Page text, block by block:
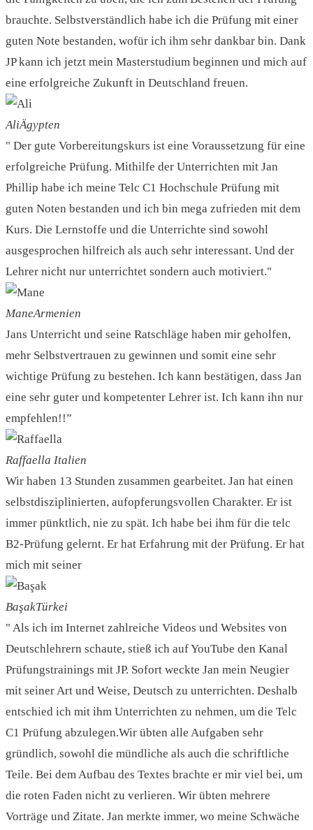
brauchte. Selbstverständlich habe ich die Prüfung mit einer
guten Note bestanden, wofür ich ihm sehr dankbar bin. Dank
JP kann ich jetzt mein Masterstudium beginnen und mich auf
eine erfolgreiche Zukunft in Deutschland freuen.
AliÄgypten
" Der gute Vorbereitungskurs ist eine Voraussetzung für eine
erfolgreiche Prüfung. Mithilfe der Unterrichten mit Jan
Phillip habe ich meine Telc C1 Hochschule Prüfung mit
guten Noten bestanden und ich bin mega zufrieden mit dem
Kurs. Die Lernstoffe und die Unterrichte sind sowohl
ausgesprochen hilfreich als auch sehr interessant. Und der
Lehrer nicht nur unterrichtet sondern auch motiviert."
ManeArmenien
Jans Unterricht und seine Ratschläge haben mir geholfen,
mehr Selbstvertrauen zu gewinnen und somit eine sehr
wichtige Prüfung zu bestehen. Ich kann bestätigen, dass Jan
eine sehr guter und kompetenter Lehrer ist. Ich kann ihn nur
empfehlen!!”
Raffaella Italien
Wir haben 13 Stunden zusammen gearbeitet. Jan hat einen
selbstdisziplinierten, aufopferungsvollen Charakter. Er ist
immer pünktlich, nie zu spät. Ich habe bei ihm für die telc
B2-Prüfung gelernt. Er hat Erfahrung mit der Prüfung. Er hat
mich mit seiner
BaşakTürkei
" Als ich im Internet zahlreiche Videos und Websites von
Deutschlehrern schaute, stieß ich auf YouTube den Kanal
Prüfungstrainings mit JP. Sofort weckte Jan mein Neugier
mit seiner Art und Weise, Deutsch zu unterrichten. Deshalb
entschied ich mit ihm Unterrichten zu nehmen, um die Telc
C1 Prüfung abzulegen.Wir übten alle Aufgaben sehr
gründlich, sowohl die mündliche als auch die schriftliche
Teile. Bei dem Aufbau des Textes brachte er mir viel bei, um
die roten Faden nicht zu verlieren. Wir übten mehrere
Vorträge und Zitate. Jan merkte immer, wo meine Schwäche